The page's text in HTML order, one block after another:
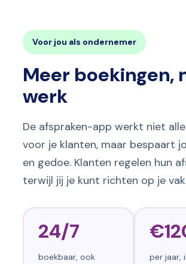
Voor jou als ondernemer
Meer boekingen,
werk
De afspraken-app werkt niet
voor je klanten, maar bespaart
en gedoe. Klanten regelen hun
terwijl jij je kunt richten op je
24/7
boekbaar, ook
per jaar,